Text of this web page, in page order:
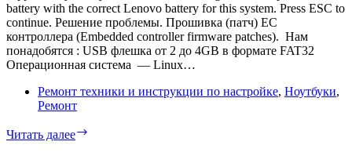
дискретную
видеокарту
battery with the correct Lenovo battery for this system. Press ESC to
continue. Решение проблемы. Прошивка (патч) EC
контроллера (Embedded controller firmware patches). Нам
понадобятся : USB флешка от 2 до 4GB в формате FAT32
Операционная система — Linux…
Ремонт техники и инструкции по настройке, Ноутбуки,
Ремонт
Читать далее